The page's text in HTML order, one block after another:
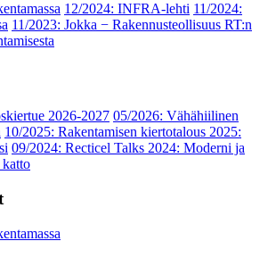
12/2024: INFRA-lehti 11/2024:
11/2023: Jokka − Rakennusteollisuus RT:n
2026-2027 05/2026: Vähähiilinen
10/2025: Rakentamisen kiertotalous 2025:
09/2024: Recticel Talks 2024: Moderni ja